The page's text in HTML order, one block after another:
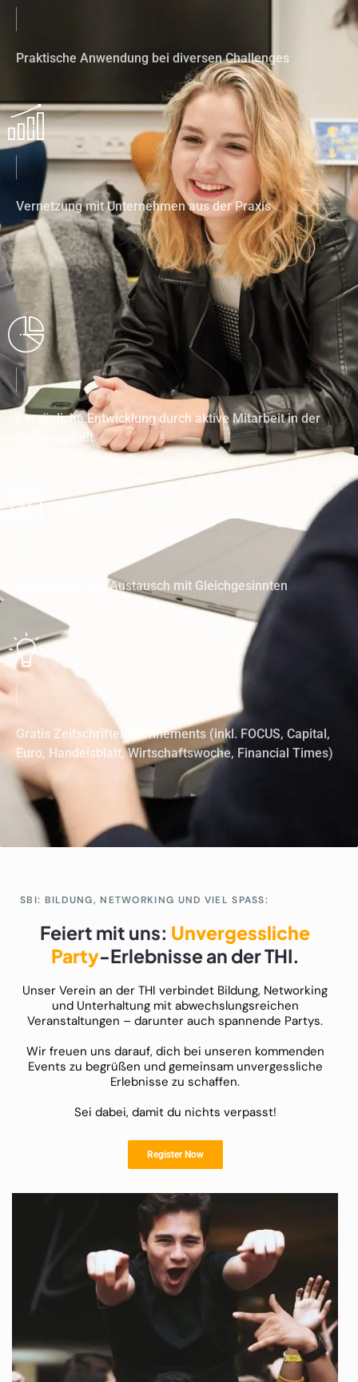
Praktische Anwendung bei diversen Challenges
Vernetzung mit Unternehmen aus der Praxis
Persönliche Entwicklung durch aktive Mitarbeit in der
Vereinsarbeit
Networking und Austausch mit Gleichgesinnten
Gratis Zeitschriftenabonnements (inkl. FOCUS, Capital,
Euro, Handelsblatt, Wirtschaftswoche, Financial Times)
SBI: BILDUNG, NETWORKING UND VIEL SPASS:
Feiert mit uns: Unvergessliche
Party-Erlebnisse an der THI.
Unser Verein an der THI verbindet Bildung, Networking
und Unterhaltung mit abwechslungsreichen
Veranstaltungen – darunter auch spannende Partys.
Wir freuen uns darauf, dich bei unseren kommenden
Events zu begrüßen und gemeinsam unvergessliche
Erlebnisse zu schaffen.
Sei dabei, damit du nichts verpasst!
Register Now